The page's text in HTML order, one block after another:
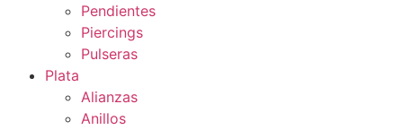
Pendientes
Piercings
Pulseras
Plata
Alianzas
Anillos